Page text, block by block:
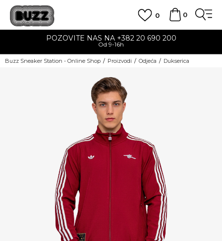
0
0
POZOVITE NAS NA +382 20 690 200
Od 9-16h
Buzz Sneaker Station - Online Shop Proizvodi Odjeća Dukserica